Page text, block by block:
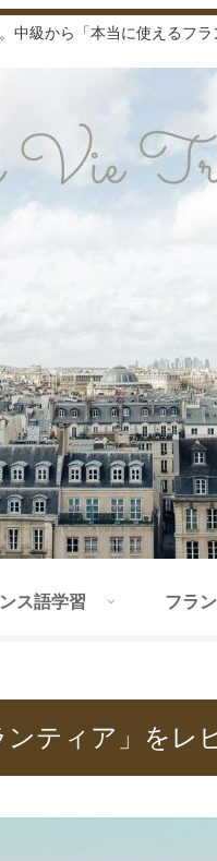
中級から「本当に使えるフラ
ス語学習 フラ
ティア」をレ